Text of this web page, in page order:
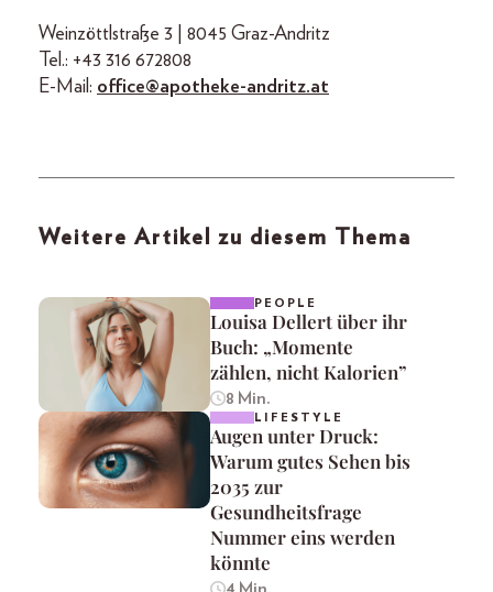
Weinzöttlstraße 3 | 8045 Graz-Andritz
Tel.: +43 316 672808
E-Mail: office@apotheke-andritz.at
Weitere Artikel zu diesem Thema
PEOPLE
Louisa Dellert über ihr
Buch: „Momente
zählen, nicht Kalorien”
8 Min.
LIFESTYLE
Augen unter Druck:
Warum gutes Sehen bis
2035 zur
Gesundheitsfrage
Nummer eins werden
könnte